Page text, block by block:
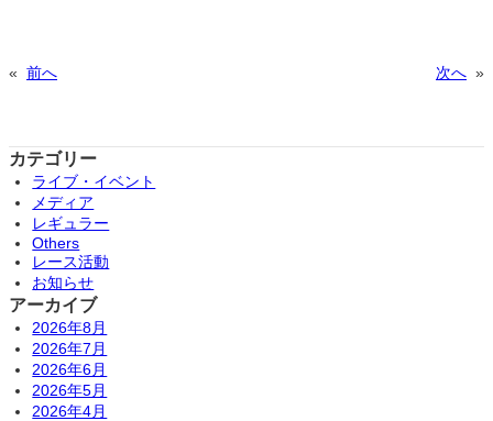
« 前へ 次へ »
カテゴリー
ライブ・イベント
メディア
レギュラー
Others
レース活動
お知らせ
アーカイブ
2026年8月
2026年7月
2026年6月
2026年5月
2026年4月